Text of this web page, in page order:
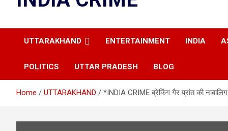
UTTARAKHAND ENTERTAINMENT INDIA
POLITICS UTTAR PRADESH BLOG
Home UTTARAKHAND *INDIA CRIME ब्रेकिंग गैर प्रांत की